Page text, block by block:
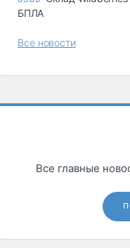
БПЛА
Все новости
Все главные